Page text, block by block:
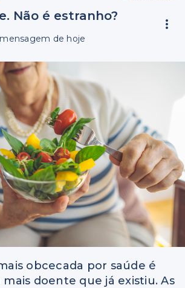
Não é estranho?
de hoje
obcecada por saúde é
doente que já existiu. As